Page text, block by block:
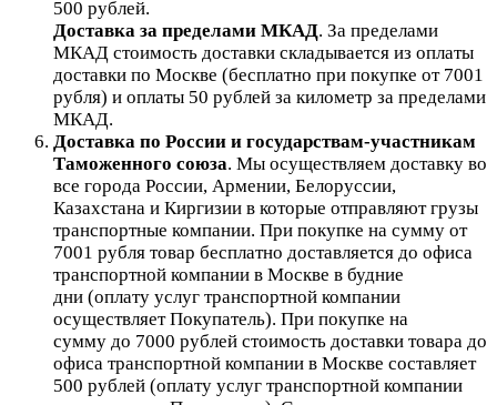
500 рублей.
Доставка за пределами МКАД. За пределами
МКАД стоимость доставки складывается из оплаты
доставки по Москве (бесплатно при покупке от 7001
рубля) и оплаты 50 рублей за километр за пределами
МКАД.
Доставка по России и государствам-участникам
Таможенного союза. Мы осуществляем доставку во
все города России, Армении, Белоруссии,
Казахстана и Киргизии в которые отправляют грузы
транспортные компании. При покупке на сумму от
7001 рубля товар бесплатно доставляется до офиса
транспортной компании в Москве в будние
дни (оплату услуг транспортной компании
осуществляет Покупатель). При покупке на
сумму до 7000 рублей стоимость доставки товара до
офиса транспортной компании в Москве составляет
500 рублей (оплату услуг транспортной компании